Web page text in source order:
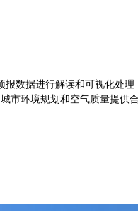
数据进行解读和可视化处理
市环境规划和空气质量提供